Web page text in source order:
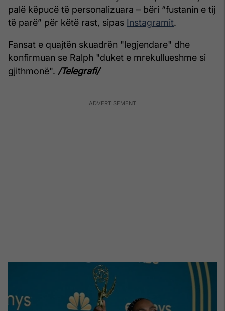
palë këpucë të personalizuara – bëri “fustanin e tij
të parë” për këtë rast, sipas Instagramit.
Fansat e quajtën skuadrën "legjendare" dhe
konfirmuan se Ralph "duket e mrekullueshme si
gjithmonë". /Telegrafi/